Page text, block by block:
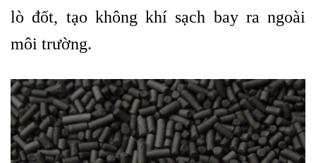
lò đốt, tạo không khí sạch bay ra ngoài
môi trường.